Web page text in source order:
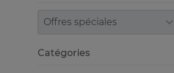
Trier par
Catégories